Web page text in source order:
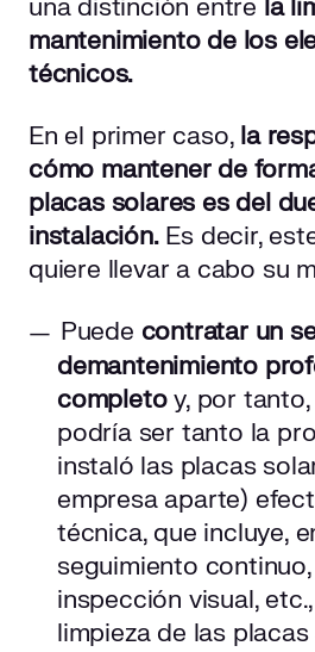
una distinción entre la
mantenimiento de los
técnicos.
En el primer caso, la
cómo mantener de
placas solares es del
instalación.Es decir,
quiere llevar a cabo su
Puede contratar un
demantenimiento
completoy, por
podría ser tanto la
instaló las placas
empresa aparte)
técnica, que incluye,
seguimiento
inspección visual,
limpieza de las